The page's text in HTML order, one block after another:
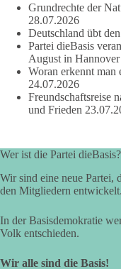
wenn er Sachsen-
💬 Was ist dir wichtiger:
Ergebnis für Sachsen-
#dieBasis #sachsenanhalt
👉 Folgen:
24 6 2
2 Tage(n) zuvor
⚡ Vorsorge ist richtig.
Grundrechte der
28.07.2026
Deutschland übt
Partei dieBasis
August in Hannover
Woran erkennt man
24.07.2026
Freundschaftsreise
und Frieden
Wer ist die Partei dieBasis?
Wir sind eine neue Partei,
den Mitgliedern entwickelt.
In der Basisdemokratie
Volk entschieden.
Wir alle sind die Basis!